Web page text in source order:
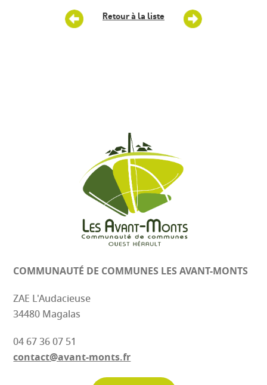
Retour à la liste
COMMUNAUTÉ DE COMMUNES LES AVANT-MONTS
ZAE L'Audacieuse
34480 Magalas
04 67 36 07 51
contact@avant-monts.fr